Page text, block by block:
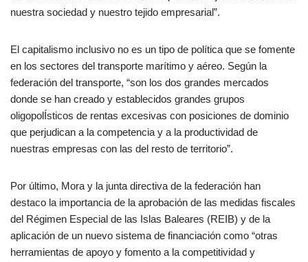
nuestra sociedad y nuestro tejido empresarial”.
El capitalismo inclusivo no es un tipo de política que se fomente
en los sectores del transporte marítimo y aéreo. Según la
federación del transporte, “son los dos grandes mercados
donde se han creado y establecidos grandes grupos
oligopolÍsticos de rentas excesivas con posiciones de dominio
que perjudican a la competencia y a la productividad de
nuestras empresas con las del resto de territorio”.
Por último, Mora y la junta directiva de la federación han
destaco la importancia de la aprobación de las medidas fiscales
del Régimen Especial de las Islas Baleares (REIB) y de la
aplicación de un nuevo sistema de financiación como “otras
herramientas de apoyo y fomento a la competitividad y